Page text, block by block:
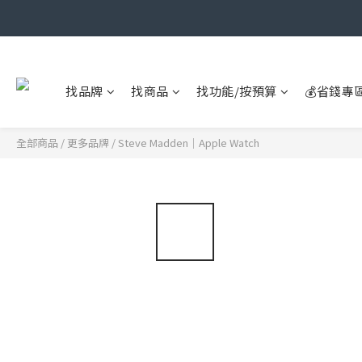
找品牌 找商品 找功能/按預算 💰省錢專
全部商品 / 更多品牌 /Steve Madden｜Apple Watch